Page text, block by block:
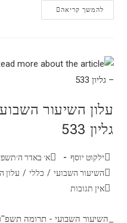
להמשך קריאה
עלון השיעור
גליון 533
ילקוט יוסף
א׳ באדר ה׳תשפ״ו (18/
השיעור השבועי / כללי / עלון
אין תגובות
_השיעור השבועי - תרומה תשפ''ו